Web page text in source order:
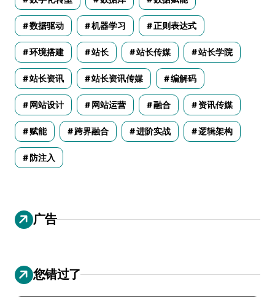
数据驱动 机器学习 正则表达式
环境搭建 站长 站长传媒 站长学院
站长资讯 站长资讯传媒 编解码
网站设计 网站运营 融合 资讯传媒
赋能 跨界融合 进阶实战 逻辑架构
防注入
广告
您错过了